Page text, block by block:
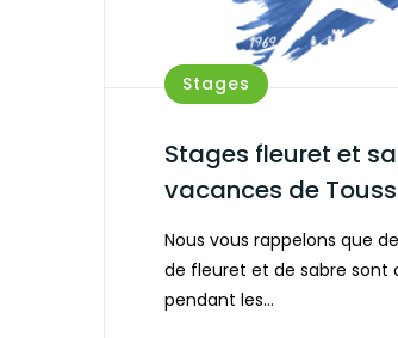
Stages
Stages fleuret et
vacances de
Nous vous rappelons que
de fleuret et de sabre sont
pendant les…